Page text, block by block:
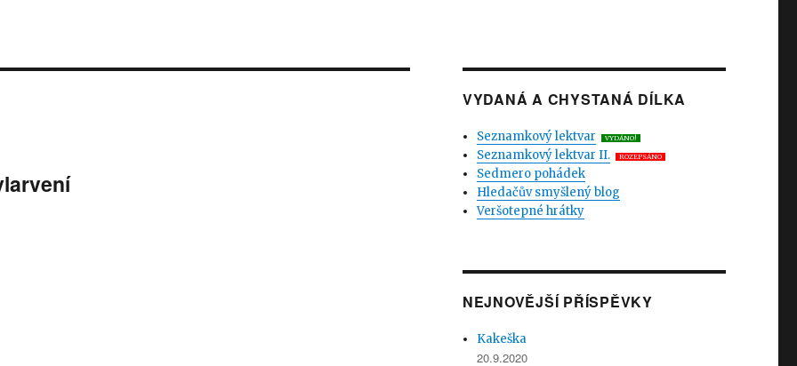
VYDANÁ A CHYSTANÁ DÍLKA
Seznamkový lektvar VYDÁNO!
Seznamkový lektvar II. ROZEPSÁNO
Sedmero pohádek
Hledačův smyšlený blog
Veršotepné hrátky
NEJNOVĚJŠÍ PŘÍSPĚVKY
Kakeška
20.9.2020